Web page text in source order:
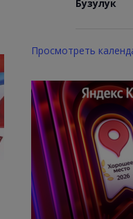
Бузулук
Просмотреть